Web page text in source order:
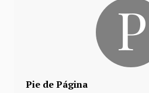
Pie de Página